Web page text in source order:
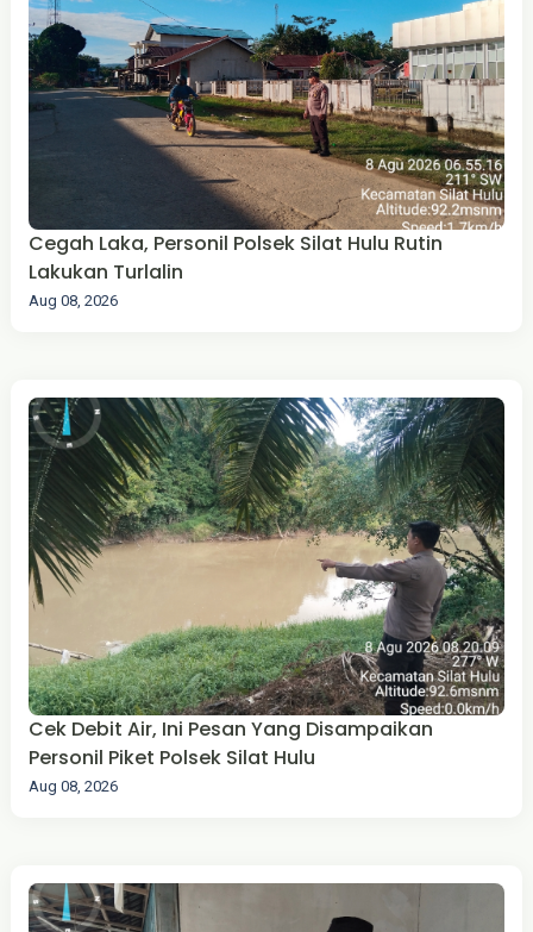
Cegah Laka, Personil Polsek Silat Hulu Rutin
Lakukan Turlalin
Aug 08, 2026
Cek Debit Air, Ini Pesan Yang Disampaikan
Personil Piket Polsek Silat Hulu
Aug 08, 2026